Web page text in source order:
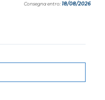
Consegna entro:18/08/2026